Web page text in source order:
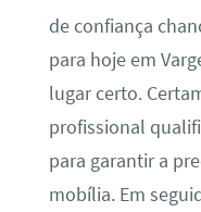
de confiança
para hoje em
lugar certo.
profissional
para garantir a
mobília. Em